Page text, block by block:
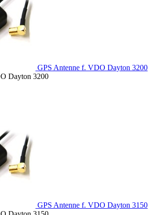
GPS Antenne f. VDO Dayton 3200
Dayton 3200
GPS Antenne f. VDO Dayton 3150